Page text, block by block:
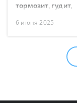
тормозит, гудит,
перезагружается?
6 июня 2025